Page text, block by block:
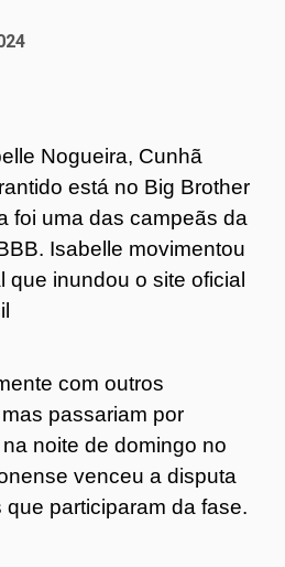
Nogueira, Cunhã
está no Big Brother
foi uma das campeãs da
Isabelle movimentou
que inundou o site oficial
com outros
passariam por
noite de domingo no
venceu a disputa
participaram da fase.